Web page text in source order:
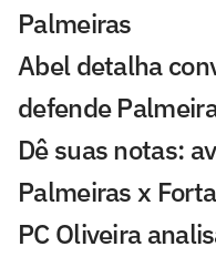
Palmeiras
Abel detalha
defende
Dê suas notas:
Palmeiras x
PC Oliveira